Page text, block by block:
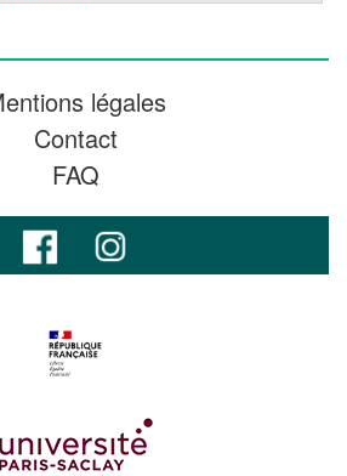
légales
Contact
FAQ